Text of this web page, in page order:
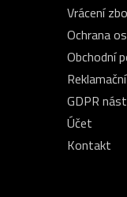
Vrácení
Ochrana
Obchodní
GDPR
Účet
Kontakt